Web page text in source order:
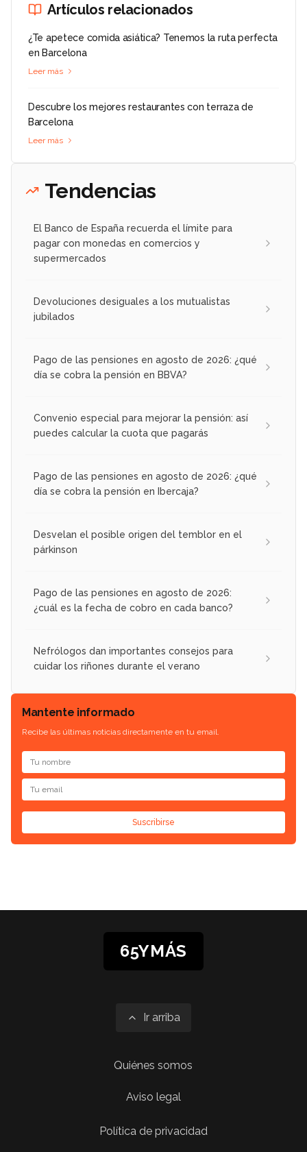
Artículos relacionados
¿Te apetece comida asiática? Tenemos la ruta perfecta
en Barcelona
Leer más
Descubre los mejores restaurantes con terraza de
Barcelona
Leer más
Tendencias
El Banco de España recuerda el límite para
pagar con monedas en comercios y
supermercados
Devoluciones desiguales a los mutualistas
jubilados
Pago de las pensiones en agosto de 2026: ¿qué
día se cobra la pensión en BBVA?
Convenio especial para mejorar la pensión: así
puedes calcular la cuota que pagarás
Pago de las pensiones en agosto de 2026: ¿qué
día se cobra la pensión en Ibercaja?
Desvelan el posible origen del temblor en el
párkinson
Pago de las pensiones en agosto de 2026:
¿cuál es la fecha de cobro en cada banco?
Nefrólogos dan importantes consejos para
cuidar los riñones durante el verano
Mantente informado
Recibe las últimas noticias directamente en tu email.
Suscribirse
65YMÁS
Ir arriba
Quiénes somos
Aviso legal
Política de privacidad